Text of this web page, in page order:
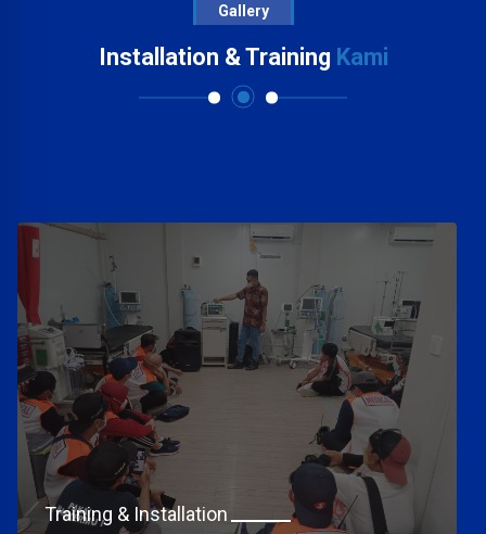
Gallery
Installation & Training Kami
Training & Installation